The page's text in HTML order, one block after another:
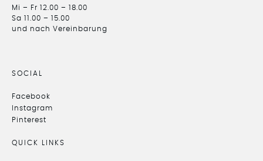
Mi – Fr 12.00 – 18.00
Sa 11.00 – 15.00
und nach Vereinbarung
SOCIAL
Facebook
Instagram
Pinterest
QUICK LINKS